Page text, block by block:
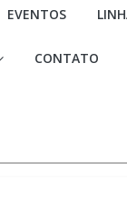
EVENTOS
CONTATO